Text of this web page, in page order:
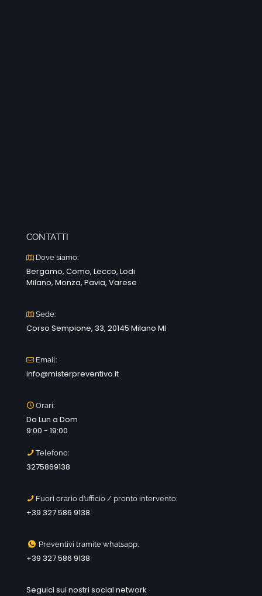
CONTATTI
Dove siamo:
Bergamo, Como, Lecco, Lodi
Milano, Monza, Pavia, Varese
Sede:
Corso Sempione, 33, 20145 Milano MI
Email:
info@misterpreventivo.it
Orari:
Da Lun a Dom
9:00 - 19:00
Telefono:
3275869138
Fuori orario d’ufficio / pronto intervento:
+39 327 586 9138
Preventivi tramite whatsapp:
+39 327 586 9138
Seguici sui nostri social network